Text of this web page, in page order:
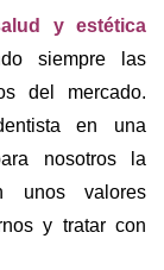
y estética
siempre las
del mercado.
en una
nosotros la
unos valores
y tratar con